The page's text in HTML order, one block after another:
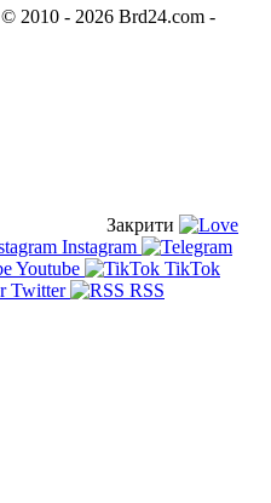
© 2010 - 2026 Brd24.com -
Закрити
Instagram
Youtube
TikTok
Twitter RSS